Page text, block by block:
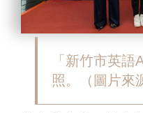
「新竹市英
照。（圖片來